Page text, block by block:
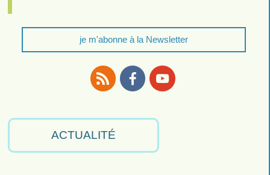
je m'abonne à la Newsletter
ACTUALITÉ